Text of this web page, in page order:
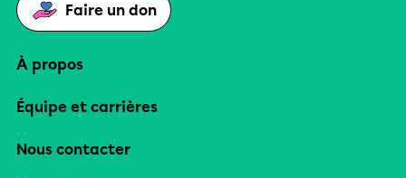
Faire un don
À propos
Équipe et carrières
Nous contacter